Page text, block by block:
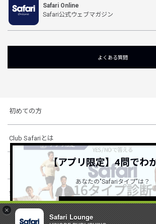
×
Safari Lounge
Safari Online
Safari公式ウェブマガジン
よくある質問
初めての方
Club Safariとは
ショッピングガイド
会社概要・規約
【アプリ限定】4問でわ
あなたの"Safariタイプ"は？
詳しくはこちら ＞